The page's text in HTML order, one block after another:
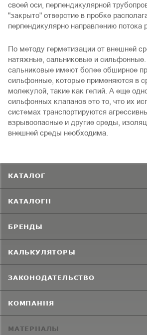
своей оси, перпендикулярной
"закрыто" отверстие в пробке
перпендикулярно направлению потока
По методу герметизации от внешней
натяжные, сальниковые и
сальниковые имеют более обширное
сильфонные, которые применяются в
молекулой, такие как гелий. А еще
сильфонных клапанов это то, что их
системах транспортируются
взрывоопасные и другие среды,
внешней среды необходима.
КАТАЛОГ
КАТАЛОГИ
БРЕНДЫ
КАЛЬКУЛЯТОРЫ
ЗАКОНОДАТЕЛЬСТВО
КОМПАНИЯ
МАТЕРИАЛЫ